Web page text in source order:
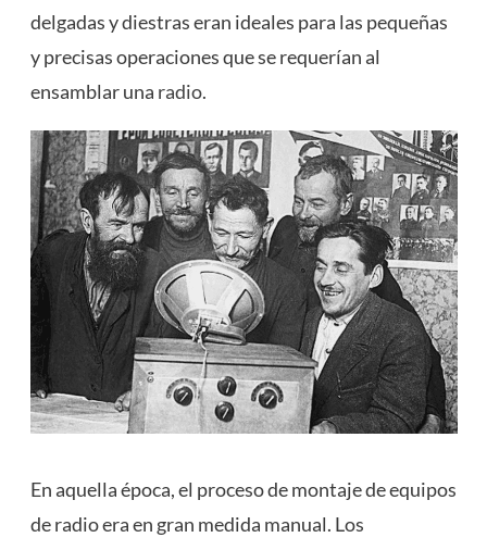
delgadas y diestras eran ideales para las pequeñas
y precisas operaciones que se requerían al
ensamblar una radio.
En aquella época, el proceso de montaje de equipos
de radio era en gran medida manual. Los